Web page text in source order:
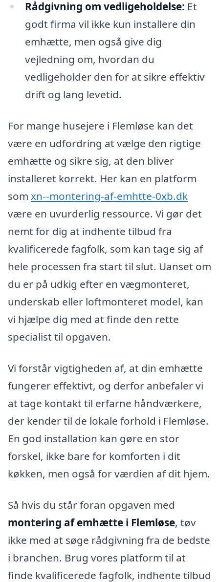
Rådgivning om vedligeholdelse: Et
godt firma vil ikke kun installere din
emhætte, men også give dig
vejledning om, hvordan du
vedligeholder den for at sikre effektiv
drift og lang levetid.
For mange husejere i Flemløse kan det
være en udfordring at vælge den rigtige
emhætte og sikre sig, at den bliver
installeret korrekt. Her kan en platform
som xn--montering-af-emhtte-0xb.dk
være en uvurderlig ressource. Vi gør det
nemt for dig at indhente tilbud fra
kvalificerede fagfolk, som kan tage sig af
hele processen fra start til slut. Uanset om
du er på udkig efter en vægmonteret,
underskab eller loftmonteret model, kan
vi hjælpe dig med at finde den rette
specialist til opgaven.
Vi forstår vigtigheden af, at din emhætte
fungerer effektivt, og derfor anbefaler vi
at tage kontakt til erfarne håndværkere,
der kender til de lokale forhold i Flemløse.
En god installation kan gøre en stor
forskel, ikke bare for komforten i dit
køkken, men også for værdien af dit hjem.
Så hvis du står foran opgaven med
montering af emhætte i Flemløse, tøv
ikke med at søge rådgivning fra de bedste
i branchen. Brug vores platform til at
finde kvalificerede fagfolk, indhente tilbud